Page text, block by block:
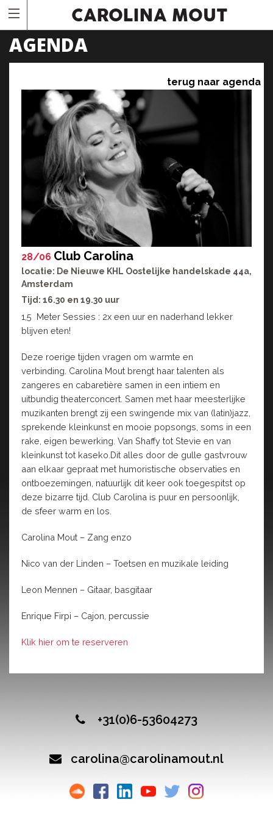
AGENDA
terug naar agenda
28/06 Club Carolina
locatie: De Nieuwe KHL Oostelijke handelskade 44a,
Amsterdam
Tijd: 16.30 en 19.30 uur
1,5 Meter Sessies : 2x een uur en naderhand lekker
blijven eten!
Deze roerige tijden vragen om warmte en
verbinding. Carolina Mout brengt haar talenten als
zangeres en cabaretière samen in een intiem en
uitbundig theaterconcert. Samen met haar meesterlijke
muzikanten brengt zij een swingende mix van (latin)jazz,
sprekende kleinkunst en mooie popsongs, soms in een
rake, eigen bewerking. Van Shaffy tot Stevie en van
kleinkunst tot kaseko.Dit alles door de gulle gastvrouw
aan elkaar gepraat met humoristische observaties en
ontboezemingen, natuurlijk dit keer ook toegespitst op
deze bizarre tijd. Club Carolina is puur en persoonlijk,
de sfeer warm en los.
Carolina Mout – Zang enzo
Nico van der Linden – Toetsen en muzikale leiding
Leon Mennen – Gitaar, basgitaar
Enrique Firpi – Cajon, percussie
Klik hier om te reserveren
+31(0)6-53604273
carolina@carolinamout.nl